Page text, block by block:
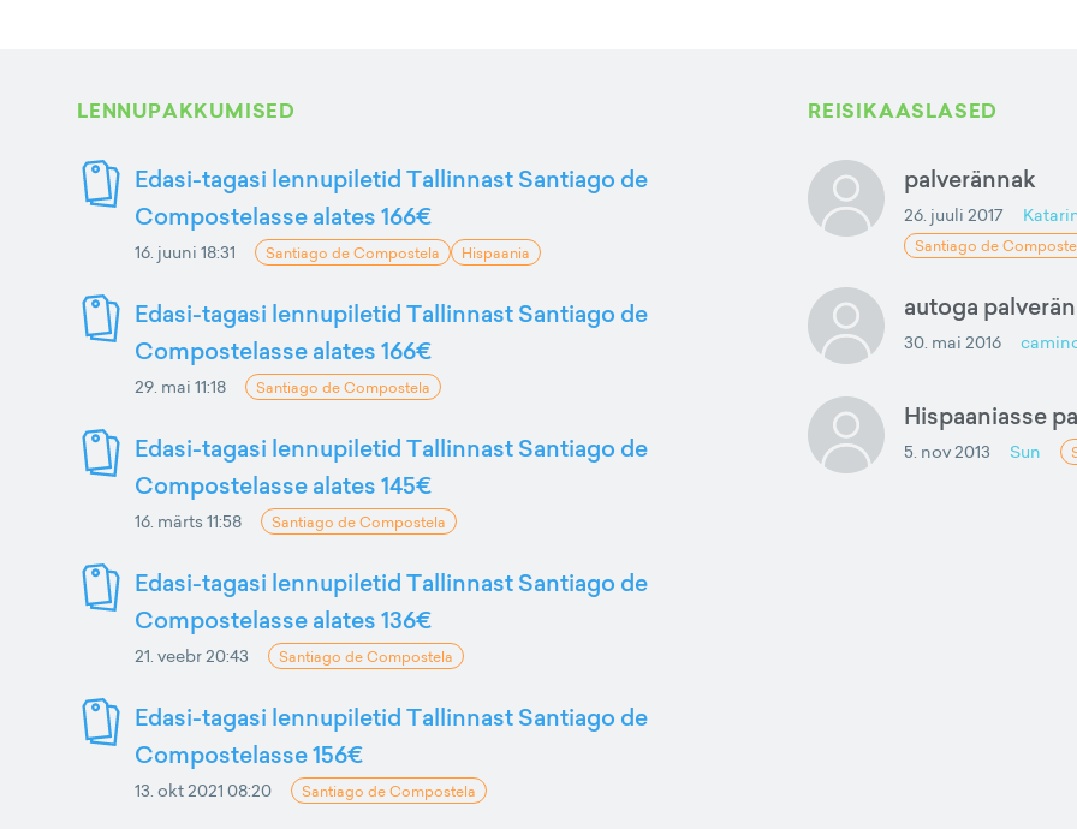
LENNUPAKKUMISED
Edasi-tagasi lennupiletid Tallinnast Santiago de
Compostelasse alates 166€
16. juuni 18:31 Santiago de Compostela Hispaania
Edasi-tagasi lennupiletid Tallinnast Santiago de
Compostelasse alates 166€
29. mai 11:18 Santiago de Compostela
Edasi-tagasi lennupiletid Tallinnast Santiago de
Compostelasse alates 145€
16. märts 11:58 Santiago de Compostela
Edasi-tagasi lennupiletid Tallinnast Santiago de
Compostelasse alates 136€
21. veebr 20:43 Santiago de Compostela
Edasi-tagasi lennupiletid Tallinnast Santiago de
Compostelasse 156€
13. okt 2021 08:20 Santiago de Compostela
REISIKAASLASED
palverännak
26. juuli 2017
Santiago de
autoga
30. mai 2016
Hispaaniasse
5. nov 2013 Sun